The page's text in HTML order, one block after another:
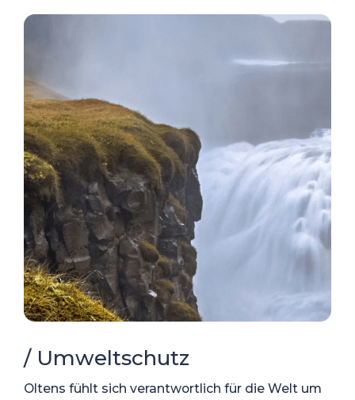
/ Umweltschutz
Oltens fühlt sich verantwortlich für die Welt um